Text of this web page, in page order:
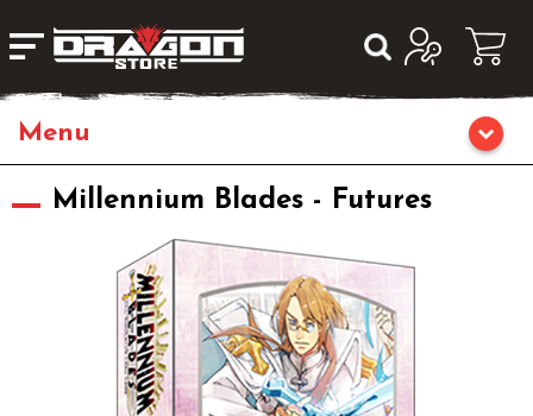
Home
Giochi di Ruolo
Millennium Blades - Futures